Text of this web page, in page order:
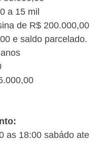
a 15 mil
de R$ 200.000,00
e saldo parcelado.
as 18:00 sabádo ate